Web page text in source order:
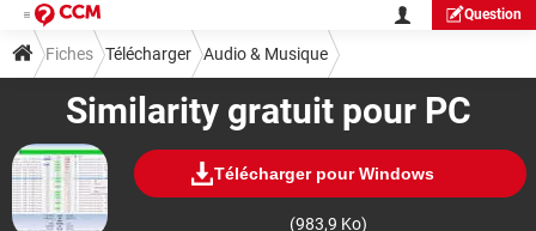
Question
Similarity gratuit pour PC
Télécharger pour Windows
(983,9 Ko)
Fiches Télécharger Audio & Musique